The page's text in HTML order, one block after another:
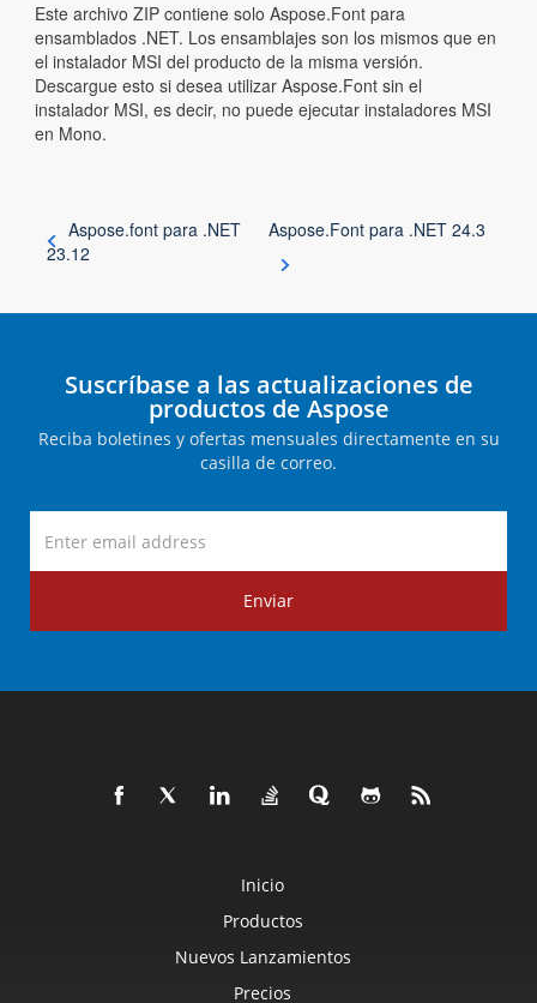
Este archivo ZIP contiene solo Aspose.Font para
ensamblados .NET. Los ensamblajes son los mismos que en
el instalador MSI del producto de la misma versión.
Descargue esto si desea utilizar Aspose.Font sin el
instalador MSI, es decir, no puede ejecutar instaladores MSI
en Mono.
Aspose.font para .NET
23.12
Aspose.Font para .NET 24.3
Suscríbase a las actualizaciones de
productos de Aspose
Reciba boletines y ofertas mensuales directamente en su
casilla de correo.
Enviar
Inicio
Productos
Nuevos Lanzamientos
Precios